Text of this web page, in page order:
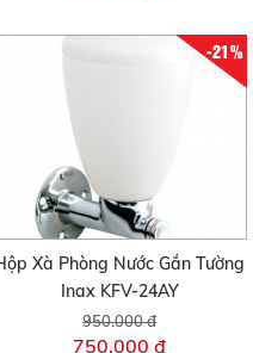
-21%
Xà Phòng Nước Gắn Tường
Inax KFV-24AY
950.000 đ
750.000 đ